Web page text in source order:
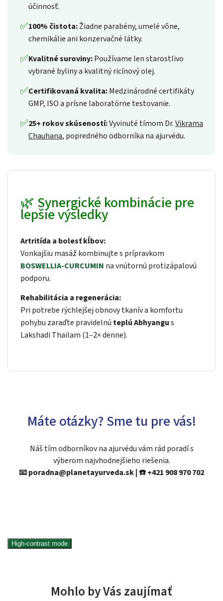
účinnosť.
✅100% čistota:Žiadne parabény, umelé vône,
chemikálie ani konzervačné látky.
✅Kvalitné suroviny:Používame len starostlivo
vybrané byliny a kvalitný ricínový olej.
✅Certifikovaná kvalita:Medzinárodné certifikáty
GMP, ISO a prísne laboratórne testovanie.
✅25+ rokov skúseností:Vyvinuté tímom Dr.Vikrama
Chauhana, popredného odborníka na ajurvédu.
🌿 Synergické kombinácie pre
lepšie výsledky
Artritída a bolesť kĺbov:
Vonkajšiu masáž kombinujte s prípravkom
BOSWELLIA-CURCUMIN na vnútornú protizápalovú
podporu.
Rehabilitácia a regenerácia:
Pri potrebe rýchlejšej obnovy tkanív a komfortu
pohybu zaraďte pravidelnú teplú Abhyangus
Lakshadi Thailam (1–2× denne).
Máte otázky? Sme tu pre vás!
Náš tím odborníkov na ajurvédu vám rád poradí s
výberom najvhodnejšieho riešenia.
📧 poradna@planetayurveda.sk | ☎️ +421 908 970 702
High-contrast mode
Mohlo by Vás zaujímať